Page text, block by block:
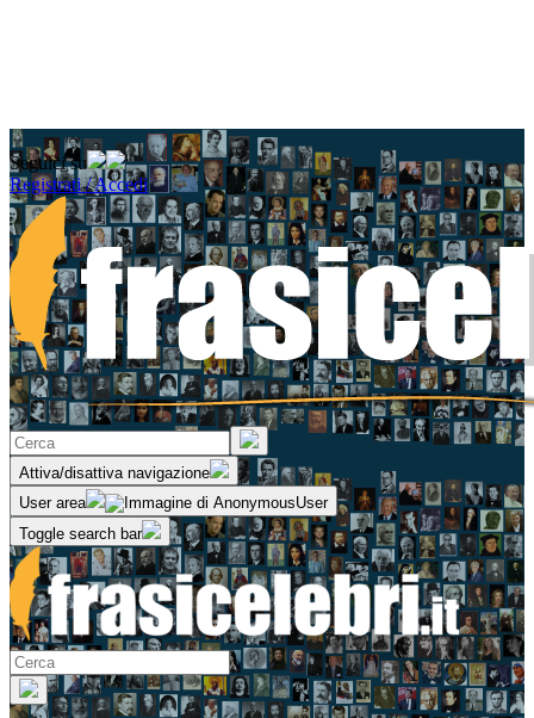
Seguici su
Registrati / Accedi
Attiva/disattiva navigazione
User area
Toggle search bar